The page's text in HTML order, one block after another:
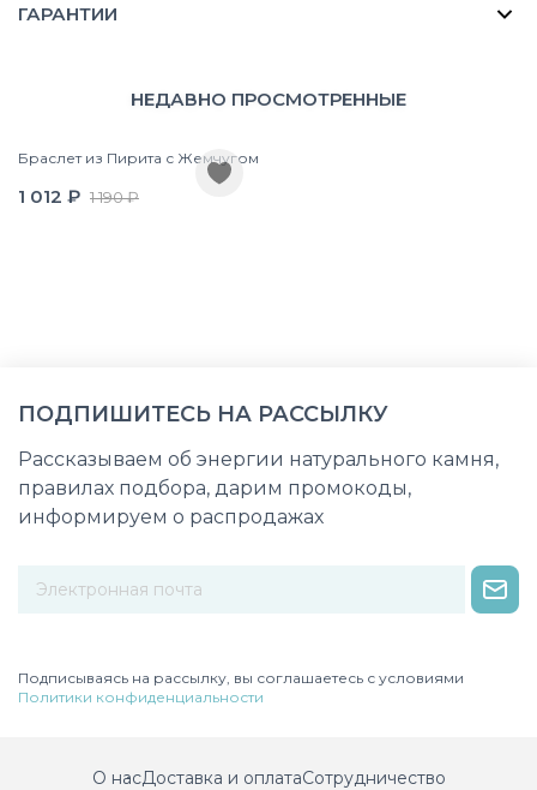
ГАРАНТИИ
НЕДАВНО ПРОСМОТРЕННЫЕ
Браслет из Пирита с Жемчугом
1 012 ₽ 1 190 ₽
ПОДПИШИТЕСЬ НА РАССЫЛКУ
Рассказываем об энергии натурального камня,
правилах подбора, дарим промокоды,
информируем о распродажах
Подписываясь на рассылку, вы соглашаетесь с условиями
Политики конфиденциальности
О насДоставка и оплатаСотрудничество